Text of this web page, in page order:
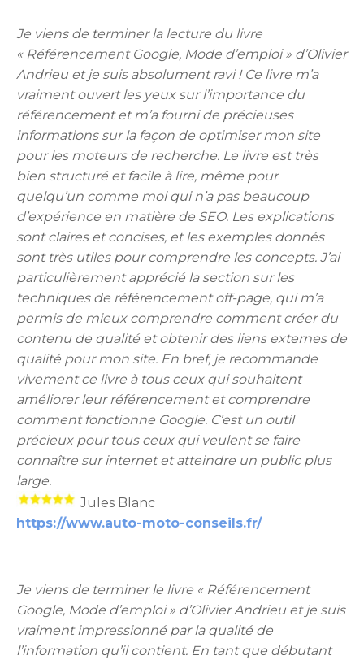
Je viens de terminer la lecture du livre
« Référencement Google, Mode d’emploi » d’Olivier
Andrieu et je suis absolument ravi ! Ce livre m’a
vraiment ouvert les yeux sur l’importance du
référencement et m’a fourni de précieuses
informations sur la façon de optimiser mon site
pour les moteurs de recherche. Le livre est très
bien structuré et facile à lire, même pour
quelqu’un comme moi qui n’a pas beaucoup
d’expérience en matière de SEO. Les explications
sont claires et concises, et les exemples donnés
sont très utiles pour comprendre les concepts. J’ai
particulièrement apprécié la section sur les
techniques de référencement off-page, qui m’a
permis de mieux comprendre comment créer du
contenu de qualité et obtenir des liens externes de
qualité pour mon site. En bref, je recommande
vivement ce livre à tous ceux qui souhaitent
améliorer leur référencement et comprendre
comment fonctionne Google. C’est un outil
précieux pour tous ceux qui veulent se faire
connaître sur internet et atteindre un public plus
large.
Jules Blanc
https://www.auto-moto-conseils.fr/
Je viens de terminer le livre « Référencement
Google, Mode d’emploi » d’Olivier Andrieu et je suis
vraiment impressionné par la qualité de
l’information qu’il contient. En tant que débutant